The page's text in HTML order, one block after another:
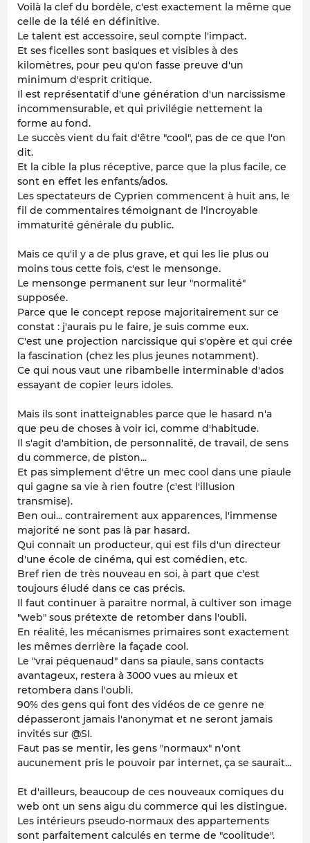
Voilà la clef du bordèle, c'est exactement la même que
celle de la télé en définitive.
Le talent est accessoire, seul compte l'impact.
Et ses ficelles sont basiques et visibles à des
kilomètres, pour peu qu'on fasse preuve d'un
minimum d'esprit critique.
Il est représentatif d'une génération d'un narcissisme
incommensurable, et qui privilégie nettement la
forme au fond.
Le succès vient du fait d'être "cool", pas de ce que l'on
dit.
Et la cible la plus réceptive, parce que la plus facile, ce
sont en effet les enfants/ados.
Les spectateurs de Cyprien commencent à huit ans, le
fil de commentaires témoignant de l'incroyable
immaturité générale du public.
Mais ce qu'il y a de plus grave, et qui les lie plus ou
moins tous cette fois, c'est le mensonge.
Le mensonge permanent sur leur "normalité"
supposée.
Parce que le concept repose majoritairement sur ce
constat : j'aurais pu le faire, je suis comme eux.
C'est une projection narcissique qui s'opère et qui crée
la fascination (chez les plus jeunes notamment).
Ce qui nous vaut une ribambelle interminable d'ados
essayant de copier leurs idoles.
Mais ils sont inatteignables parce que le hasard n'a
que peu de choses à voir ici, comme d'habitude.
Il s'agit d'ambition, de personnalité, de travail, de sens
du commerce, de piston...
Et pas simplement d'être un mec cool dans une piaule
qui gagne sa vie à rien foutre (c'est l'illusion
transmise).
Ben oui... contrairement aux apparences, l'immense
majorité ne sont pas là par hasard.
Qui connait un producteur, qui est fils d'un directeur
d'une école de cinéma, qui est comédien, etc.
Bref rien de très nouveau en soi, à part que c'est
toujours éludé dans ce cas précis.
Il faut continuer à paraitre normal, à cultiver son image
"web" sous prétexte de retomber dans l'oubli.
En réalité, les mécanismes primaires sont exactement
les mêmes derrière la façade cool.
Le "vrai péquenaud" dans sa piaule, sans contacts
avantageux, restera à 3000 vues au mieux et
retombera dans l'oubli.
90% des gens qui font des vidéos de ce genre ne
dépasseront jamais l'anonymat et ne seront jamais
invités sur @SI.
Faut pas se mentir, les gens "normaux" n'ont
aucunement pris le pouvoir par internet, ça se saurait...
Et d'ailleurs, beaucoup de ces nouveaux comiques du
web ont un sens aigu du commerce qui les distingue.
Les intérieurs pseudo-normaux des appartements
sont parfaitement calculés en terme de "coolitude".